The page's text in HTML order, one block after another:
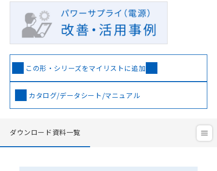
この形・シリーズをマイリストに追加
カタログ/データシート/マニュアル
ダウンロード資料一覧